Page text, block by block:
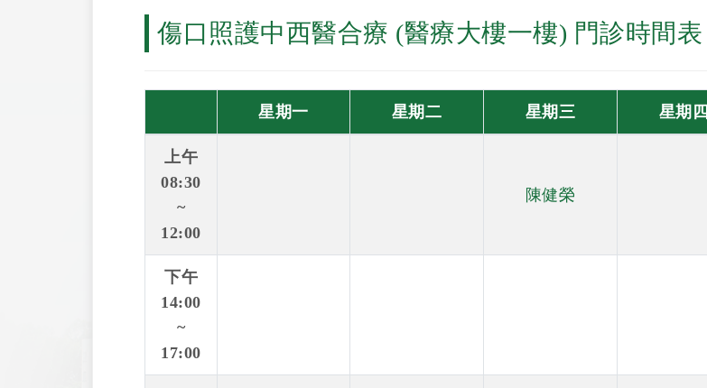
傷口照護中西醫合療 (醫療大樓一樓) 門診時間表
星期一 星期二 星期三 星期四
上午
08:30
~
12:00
陳健榮
下午
14:00
~
17:00